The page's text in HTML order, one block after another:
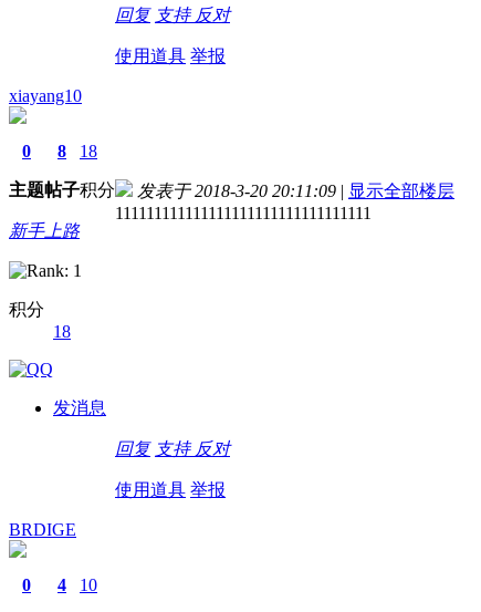
回复 支持 反对
使用道具 举报
xiayang10
0
主题
8
帖子
18
积分
新手上路
积分
18
发消息
发表于 2018-3-20 20:11:09 | 显示全部楼层
111111111111111111111111111111111
回复 支持 反对
使用道具 举报
BRDIGE
0 4 10